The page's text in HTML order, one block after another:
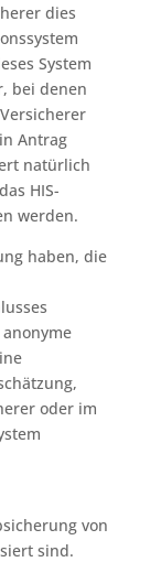
dies
System
bei denen
Antrag
natürlich
HIS-
werden.
haben, die
oder im
von
sind.